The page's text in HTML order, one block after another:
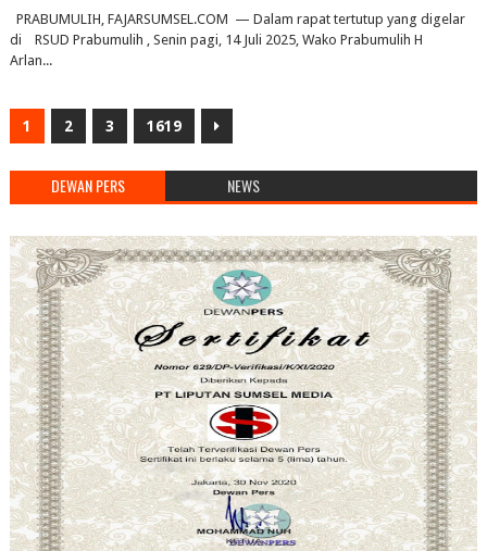
PRABUMULIH, FAJARSUMSEL.COM — Dalam rapat tertutup yang digelar
di RSUD Prabumulih , Senin pagi, 14 Juli 2025, Wako Prabumulih H
Arlan...
1 2 3 1619
DEWAN PERS NEWS